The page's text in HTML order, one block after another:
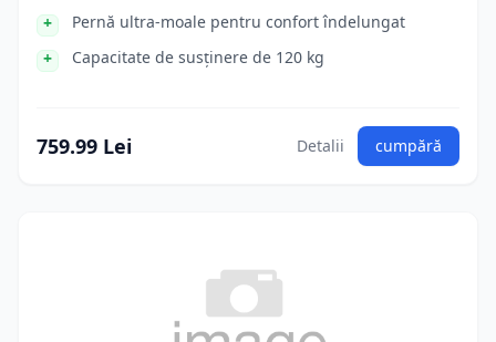
Pernă ultra-moale pentru confort îndelungat
Capacitate de susținere de 120 kg
759.99 Lei Detalii cumpără